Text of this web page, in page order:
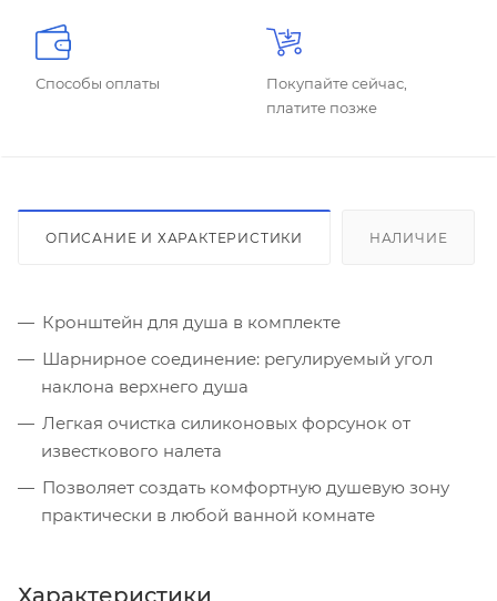
Способы оплаты
Покупайте сейчас,
платите позже
ОПИСАНИЕ И ХАРАКТЕРИСТИКИ НАЛИЧИЕ
Кронштейн для душа в комплекте
Шарнирное соединение: регулируемый угол
наклона верхнего душа
Легкая очистка силиконовых форсунок от
известкового налета
Позволяет создать комфортную душевую зону
практически в любой ванной комнате